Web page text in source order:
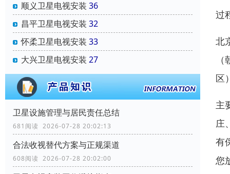
顺义卫星电视安装 36
昌平卫星电视安装 32
怀柔卫星电视安装 33
大兴卫星电视安装 27
卫星设施管理与居民责任总结
681阅读 2026-07-28 20:02:13
合法收视替代方案与正规渠道
608阅读 2026-07-28 20:02:00
过
北
区
主
庄
有
您